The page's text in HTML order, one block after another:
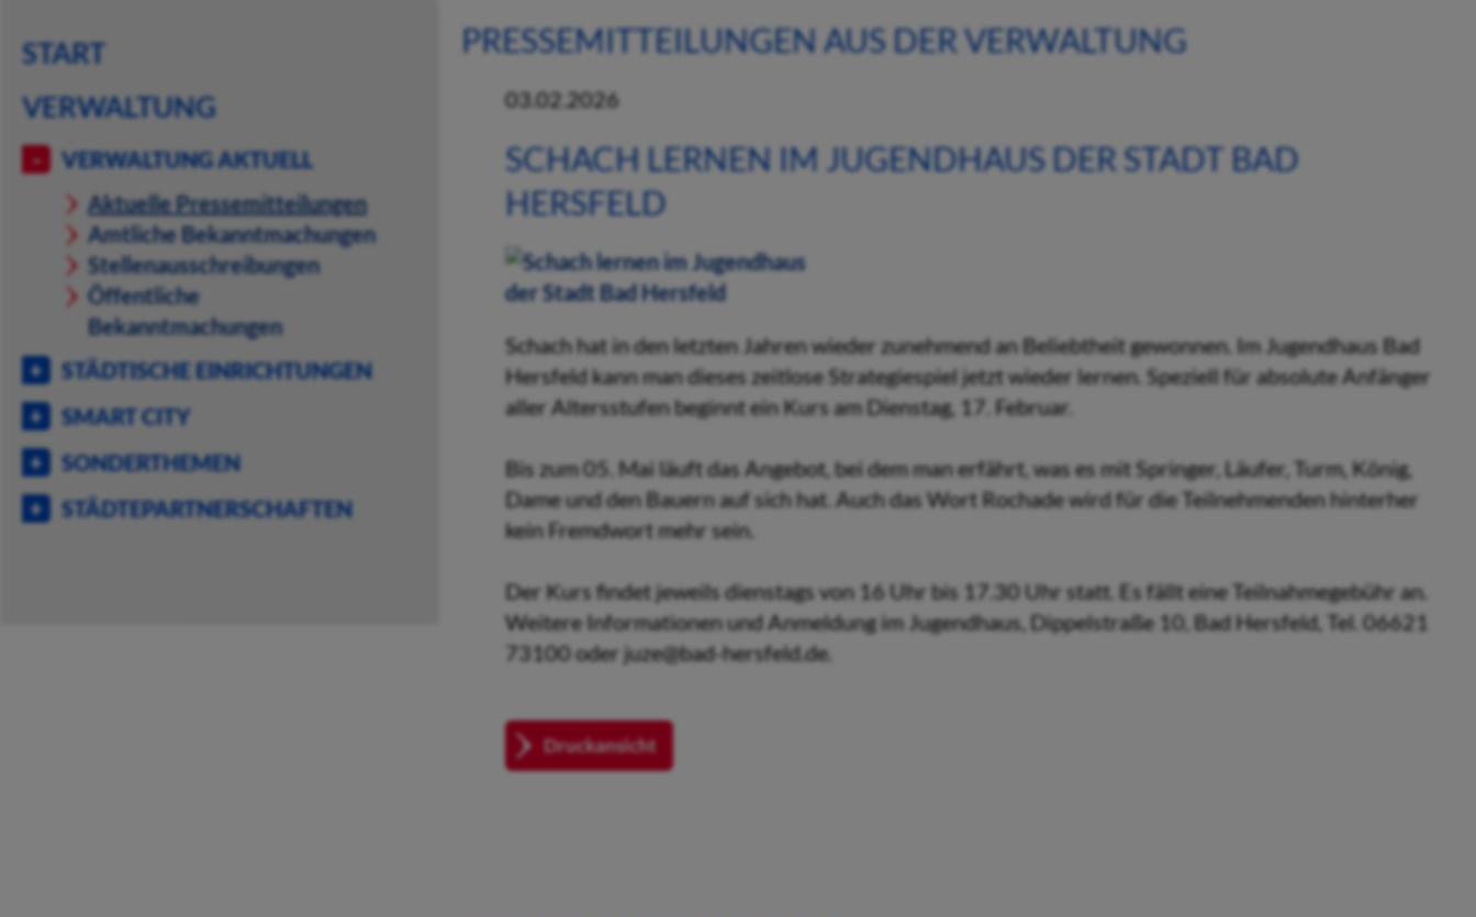
START
VERWALTUNG
VERWALTUNG AKTUELL
Aktuelle Pressemitteilungen
Amtliche Bekanntmachungen
Stellenausschreibungen
Öffentliche
Bekanntmachungen
STÄDTISCHE EINRICHTUNGEN
SMART CITY
SONDERTHEMEN
STÄDTEPARTNERSCHAFTEN
PRESSEMITTEILUNGEN AUS DER VERWALTUNG
03.02.2026
SCHACH LERNEN IM JUGENDHAUS DER STADT BAD
HERSFELD
Schach hat in den letzten Jahren wieder zunehmend an Beliebtheit gewonnen. Im Jugendhaus Bad
Hersfeld kann man dieses zeitlose Strategiespiel jetzt wieder lernen. Speziell für absolute Anfänger
aller Altersstufen beginnt ein Kurs am Dienstag, 17. Februar.
Bis zum 05. Mai läuft das Angebot, bei dem man erfährt, was es mit Springer, Läufer, Turm, König,
Dame und den Bauern auf sich hat. Auch das Wort Rochade wird für die Teilnehmenden hinterher
kein Fremdwort mehr sein.
Der Kurs findet jeweils dienstags von 16 Uhr bis 17.30 Uhr statt. Es fällt eine Teilnahmegebühr an.
Weitere Informationen und Anmeldung im Jugendhaus, Dippelstraße 10, Bad Hersfeld, Tel. 06621
73100 oder juze@bad-hersfeld.de.
Druckansicht